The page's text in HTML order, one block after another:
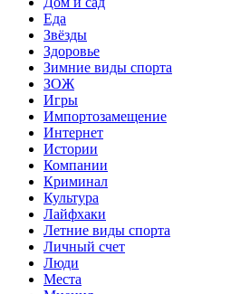
Еда
Звёзды
Здоровье
Зимние виды спорта
ЗОЖ
Игры
Импортозамещение
Интернет
Истории
Компании
Криминал
Культура
Лайфхаки
Летние виды спорта
Личный счет
Люди
Места